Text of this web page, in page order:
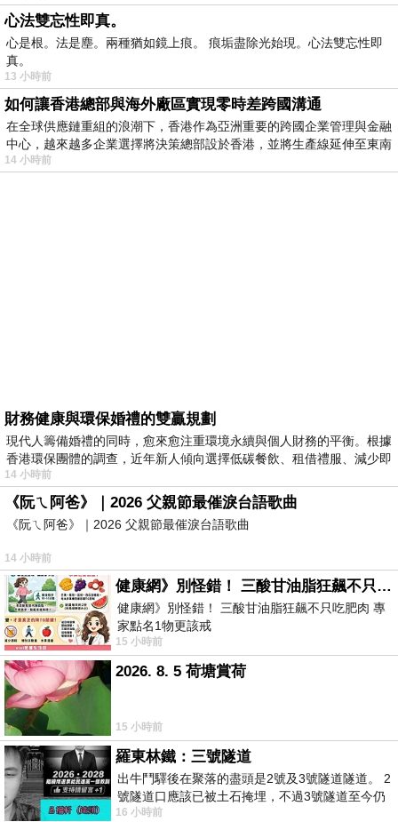
心法雙忘性即真。
心是根。法是塵。兩種猶如鏡上痕。 痕垢盡除光始現。心法雙忘性即
真。
13 小時前
如何讓香港總部與海外廠區實現零時差跨國溝通
在全球供應鏈重組的浪潮下，香港作為亞洲重要的跨國企業管理與金融
中心，越來越多企業選擇將決策總部設於香港，並將生產線延伸至東南
14 小時前
財務健康與環保婚禮的雙贏規劃
現代人籌備婚禮的同時，愈來愈注重環境永續與個人財務的平衡。根據
香港環保團體的調查，近年新人傾向選擇低碳餐飲、租借禮服、減少即
14 小時前
《阮ㄟ阿爸》｜2026 父親節最催淚台語歌曲
《阮ㄟ阿爸》｜2026 父親節最催淚台語歌曲
14 小時前
健康網》別怪錯！ 三酸甘油脂狂飆不只吃肥肉 專家點名1物更該戒
健康網》別怪錯！ 三酸甘油脂狂飆不只吃肥肉 專
家點名1物更該戒
https://health.ltn.com.tw/article/breakingnews/
15 小時前
2026. 8. 5 荷塘賞荷
15 小時前
羅東林鐵：三號隧道
出牛鬥驛後在聚落的盡頭是2號及3號隧道隧道。 2
號隧道口應該已被土石掩埋，不過3號隧道至今仍
存在。從台7丙牛鬥橋上往左岸上游方
16 小時前